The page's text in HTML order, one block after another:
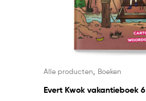
Alle producten Boeken
Evert Kwok vakantieboek 6